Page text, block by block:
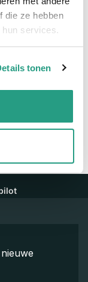
die ze hebben
services.
tonen
2 1/2"
RVS
tot 17:00 uur.